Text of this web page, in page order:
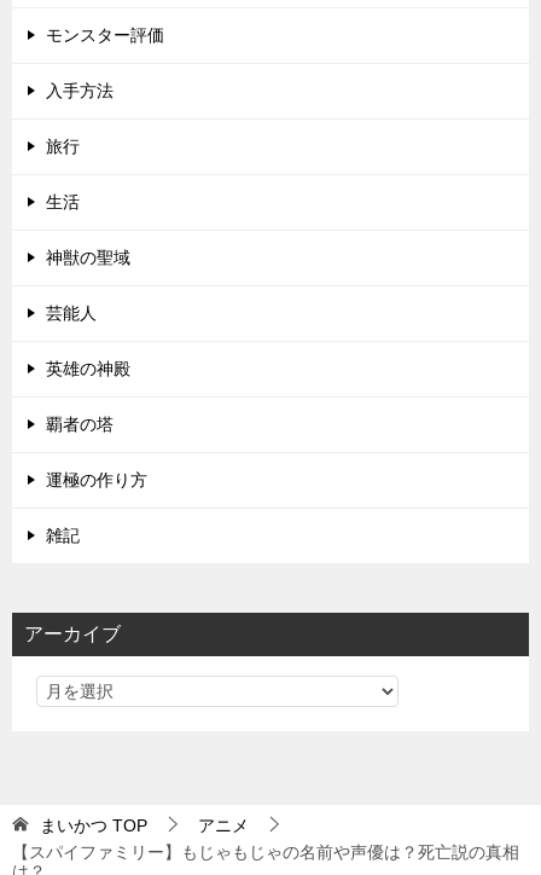
モンスター評価
入手方法
旅行
生活
神獣の聖域
芸能人
英雄の神殿
覇者の塔
運極の作り方
雑記
アーカイブ
まいかつ TOP
アニメ
【スパイファミリー】もじゃもじゃの名前や声優は？死亡説の真相
は？